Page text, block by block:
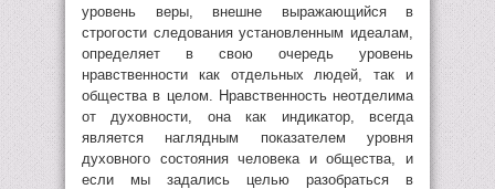
уровень веры, внешне выражающийся в
строгости следования установленным идеалам,
определяет в свою очередь уровень
нравственности как отдельных людей, так и
общества в целом. Нравственность неотделима
от духовности, она как индикатор, всегда
является наглядным показателем уровня
духовного состояния человека и общества, и
если мы задались целью разобраться в